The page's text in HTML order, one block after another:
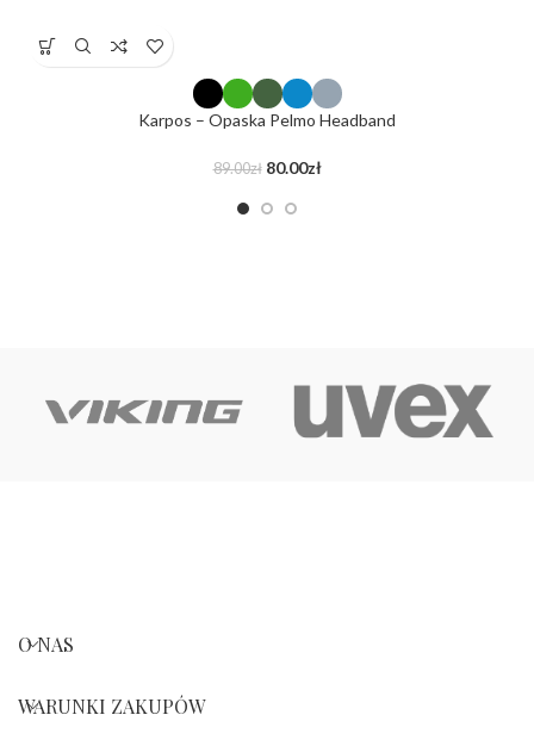
Karpos – Opaska Pelmo Headband
89.00zł 80.00zł
O NAS
WARUNKI ZAKUPÓW